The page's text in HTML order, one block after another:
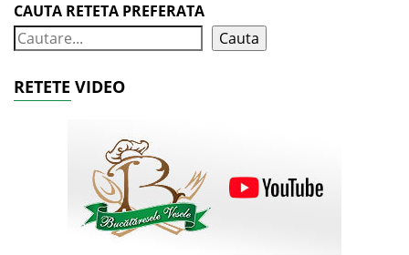
CAUTA RETETA PREFERATA
Cauta
RETETE VIDEO